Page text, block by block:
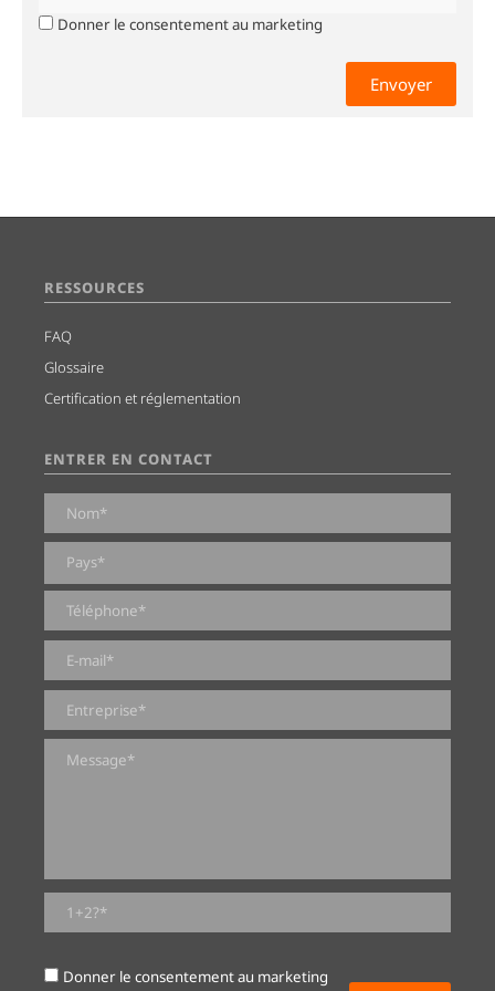
Donner le consentement au marketing
RESSOURCES
FAQ
Glossaire
Certification et réglementation
ENTRER EN CONTACT
0 sur 2000 caractères maximum
Donner le consentement au marketing